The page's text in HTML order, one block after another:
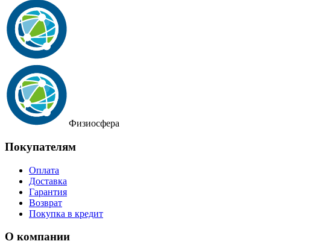
Физиосфера
Покупателям
Оплата
Доставка
Гарантия
Возврат
Покупка в кредит
О компании